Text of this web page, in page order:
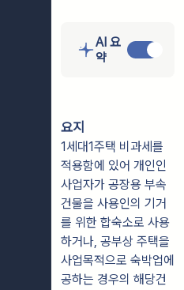
AI 요
약
요지
1세대1주택 비과세를
적용함에 있어 개인인
사업자가 공장용 부속
건물을 사용인의 기거
를 위한 합숙소로 사용
하거나, 공부상 주택을
사업목적으로 숙박업에
공하는 경우의 해당건